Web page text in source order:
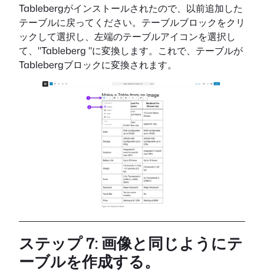
Tablebergがインストールされたので、以前追加した
テーブルに戻ってください。テーブルブロックをクリ
ックして選択し、左端のテーブルアイコンを選択し
て、"Tableberg "に変換します。これで、テーブルが
Tablebergブロックに変換されます。
ステップ 7: 画像と同じようにテ
ーブルを作成する。